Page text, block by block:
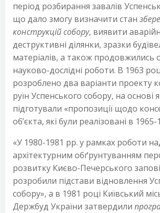
період розбирання завалів
що дало змогу визначити стан
конструкцій собору, виявити
деструктивні ділянки, зразки
матеріалів, а також продовжились
науково-дослідні роботи. В 1963
розроблено два варіанти проекту
руїн Успенського собору, на основі
підготували «пропозиції щодо
об’єкта, які були реалізовані в
«У 1980-1981 рр. у рамках роботи
архітектурним обґрунтуванням
розвитку Києво-Печерського
розробили підстави відновлення
собору», а в 1981 році Київський
Держбуд України затвердили